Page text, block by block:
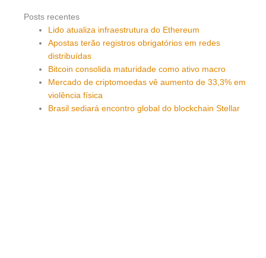
Posts recentes
Lido atualiza infraestrutura do Ethereum
Apostas terão registros obrigatórios em redes
distribuídas
Bitcoin consolida maturidade como ativo macro
Mercado de criptomoedas vê aumento de 33,3% em
violência física
Brasil sediará encontro global do blockchain Stellar